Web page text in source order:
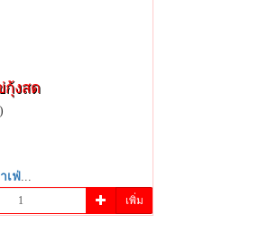
กุ้งสด
)
เฟ่​ ...
เพิ่ม